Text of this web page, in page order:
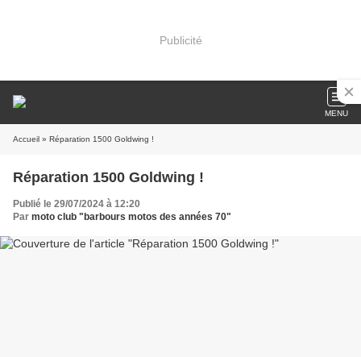
Publicité
MENU
Accueil » Réparation 1500 Goldwing !
Réparation 1500 Goldwing !
Publié le 29/07/2024 à 12:20
Par moto club "barbours motos des années 70"